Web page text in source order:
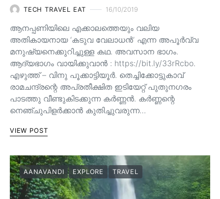
TECH TRAVEL EAT 16/10/2019
ആനപ്പണിയിലെ എക്കാലത്തെയും വലിയ
അതികായനായ ‘കടുവ വേലാധൻ’ എന്ന അപൂർവ്വ
മനുഷ്യനെക്കുറിച്ചുള്ള കഥ. അവസാന ഭാഗം.
ആദ്യഭാഗം വായിക്കുവാൻ : https://bit.ly/33rRcbo.
എഴുത്ത് – വിനു പൂക്കാട്ടിയൂർ. തെച്ചിക്കോട്ടുകാവ്
രാമചന്ദ്രന്റെ അപ്രതീക്ഷിത ഇടിയേറ്റ് പുതുനഗരം
പാടത്തു വീണ്ടുകിടക്കുന്ന കർണ്ണൻ. കർണ്ണന്റെ
നെഞ്ചുപിളർക്കാൻ കുതിച്ചുവരുന്ന…
VIEW POST
AANAVANDI EXPLORE TRAVEL